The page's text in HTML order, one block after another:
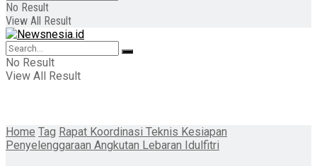
No Result
View All Result
No Result
View All Result
Home Tag Rapat Koordinasi Teknis Kesiapan
Penyelenggaraan Angkutan Lebaran Idulfitri